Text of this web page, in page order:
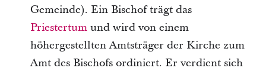
Gemeinde). Ein Bischof trägt das
Priestertumund wird von einem
höhergestellten Amtsträger der Kirche zum
Amt des Bischofs ordiniert. Er verdient sich